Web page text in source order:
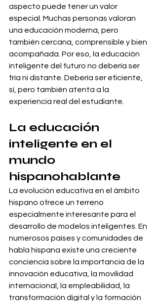
aspecto puede tener un valor
especial. Muchas personas valoran
una educación moderna, pero
también cercana, comprensible y bien
acompañada. Por eso, la educación
inteligente del futuro no debería ser
fría ni distante. Debería ser eficiente,
sí, pero también atenta a la
experiencia real del estudiante.
La educación
inteligente en el
mundo
hispanohablante
La evolución educativa en el ámbito
hispano ofrece un terreno
especialmente interesante para el
desarrollo de modelos inteligentes. En
numerosos países y comunidades de
habla hispana existe una creciente
conciencia sobre la importancia de la
innovación educativa, la movilidad
internacional, la empleabilidad, la
transformación digital y la formación